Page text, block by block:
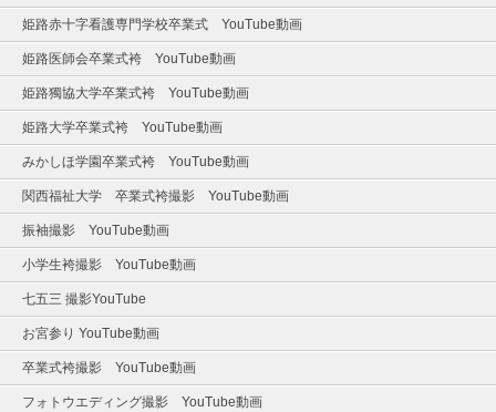
姫路赤十字看護専門学校卒業式 YouTube動画
姫路医師会卒業式袴 YouTube動画
姫路獨協大学卒業式袴 YouTube動画
姫路大学卒業式袴 YouTube動画
みかしほ学園卒業式袴 YouTube動画
関西福祉大学 卒業式袴撮影 YouTube動画
振袖撮影 YouTube動画
小学生袴撮影 YouTube動画
七五三 撮影YouTube
お宮参り YouTube動画
卒業式袴撮影 YouTube動画
フォトウエディング撮影 YouTube動画